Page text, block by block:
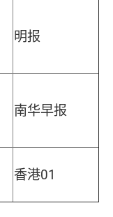
明报
南华早报
香港01